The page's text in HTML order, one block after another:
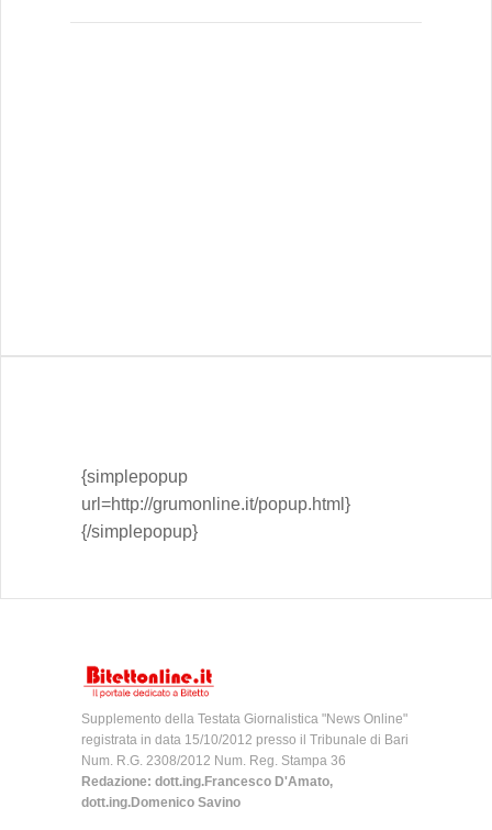
{simplepopup
url=http://grumonline.it/popup.html}
{/simplepopup}
Supplemento della Testata Giornalistica "News Online"
registrata in data 15/10/2012 presso il Tribunale di Bari
Num. R.G. 2308/2012 Num. Reg. Stampa 36
Redazione: dott.ing.Francesco D'Amato,
dott.ing.Domenico Savino